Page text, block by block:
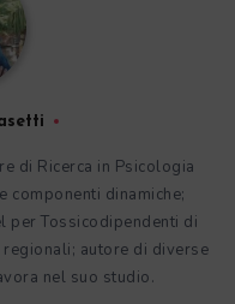
di Ricerca in Psicologia
componenti dinamiche;
per Tossicodipendenti di
autore di diverse
nel suo studio.